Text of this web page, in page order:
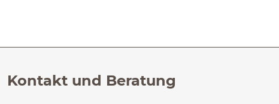
Kontakt und Beratung